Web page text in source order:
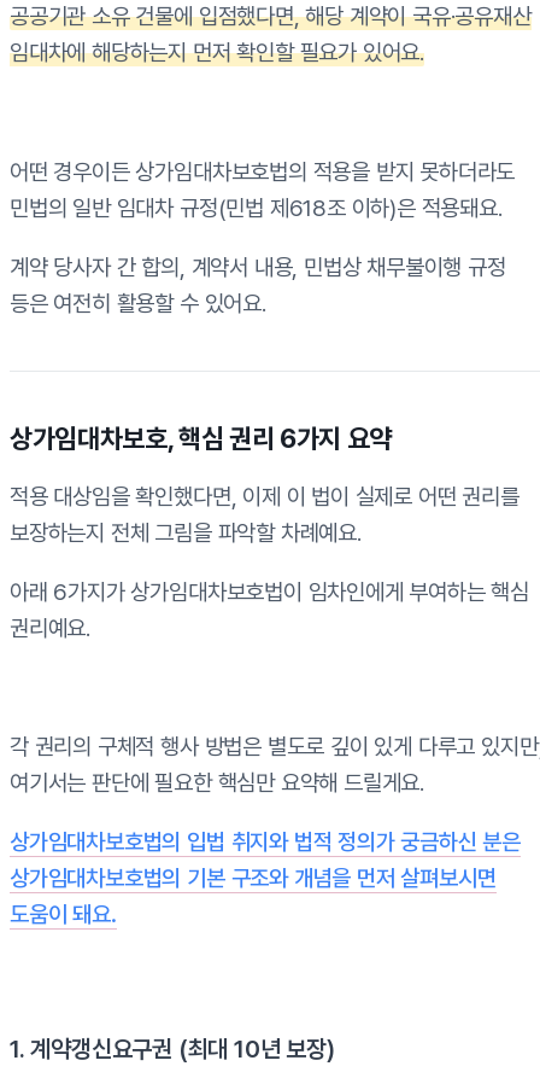
공공기관 소유 건물에 입점했다면, 해당 계약이 국유·공유재산
임대차에 해당하는지 먼저 확인할 필요가 있어요.
어떤 경우이든 상가임대차보호법의 적용을 받지 못하더라도
민법의 일반 임대차 규정(민법 제618조 이하)은 적용돼요.
계약 당사자 간 합의, 계약서 내용, 민법상 채무불이행 규정
등은 여전히 활용할 수 있어요.
상가임대차보호, 핵심 권리 6가지 요약
적용 대상임을 확인했다면, 이제 이 법이 실제로 어떤 권리를
보장하는지 전체 그림을 파악할 차례예요.
아래 6가지가 상가임대차보호법이 임차인에게 부여하는 핵심
권리예요.
각 권리의 구체적 행사 방법은 별도로 깊이 있게 다루고 있지
여기서는 판단에 필요한 핵심만 요약해 드릴게요.
상가임대차보호법의 입법 취지와 법적 정의가 궁금하신 분은
상가임대차보호법의 기본 구조와 개념을 먼저 살펴보시면
도움이 돼요.
1. 계약갱신요구권 (최대 10년 보장)